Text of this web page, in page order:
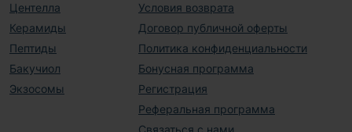
Центелла
Керамиды
Пептиды
Бакучиол
Экзосомы
Условия возврата
Договор публичной оферты
Политика конфиденциальности
Бонусная программа
Регистрация
Реферальная программа